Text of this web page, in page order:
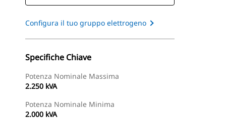
Configura il tuo gruppo elettrogeno
Specifiche Chiave
Potenza Nominale Massima
2.250 kVA
Potenza Nominale Minima
2.000 kVA